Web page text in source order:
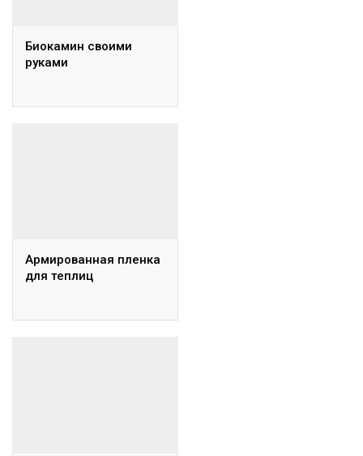
Биокамин своими
руками
Армированная пленка
для теплиц